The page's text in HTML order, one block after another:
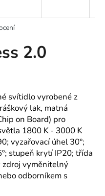
2.0
svítidlo vyrobené z
lak, matná
on Board) pro
1800 K - 3000 K
vyzařovací úhel 30°;
stupeň krytí IP20; třída
zdroj vyměnitelný
odborníkem s